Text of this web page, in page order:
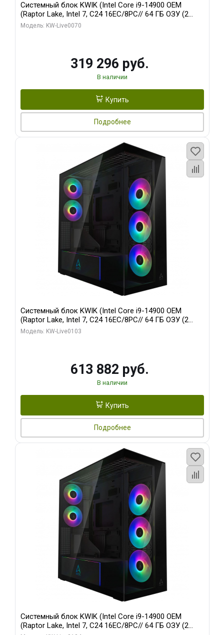
Системный блок KWIK (Intel Core i9-14900 OEM
(Raptor Lake, Intel 7, C24 16EC/8PC// 64 ГБ ОЗУ (2
модуля)/ Gigabyte RTX5080 XTREME WATERFORCE
Модель: KW-Live0070
319 296 руб.
В наличии
Купить
Подробнее
Системный блок KWIK (Intel Core i9-14900 OEM
(Raptor Lake, Intel 7, C24 16EC/8PC// 64 ГБ ОЗУ (2
модуля)/ Afox RTX4090 24GB GDDR6X 384-Bit 3xDP
Модель: KW-Live0103
613 882 руб.
В наличии
Купить
Подробнее
Системный блок KWIK (Intel Core i9-14900 OEM
(Raptor Lake, Intel 7, C24 16EC/8PC// 64 ГБ ОЗУ (2